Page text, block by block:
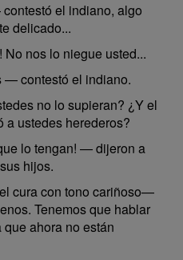
el indiano, algo
delicado...
No nos lo niegue usted...
contestó el indiano.
no lo supieran? ¿Y el
a ustedes herederos?
lo tengan! — dijeron a
hijos.
cura con tono cariñoso—
Tenemos que hablar
ahora no están